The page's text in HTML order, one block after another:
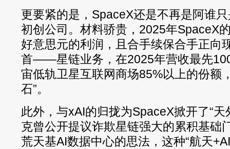
更要紧的是，SpaceX还是不再是阿谁
初创公司。材料骄贵，2025年SpaceX
好意思元的利润，且合手续保合手正向
首——星链业务，在2025年营收最先
宙低轨卫星互联网商场85%以上的份额
石”。
此外，与xAI的归拢为SpaceX掀开了“
克曾公开提议诈欺星链强大的累积基础
荒天基AI数据中心的思法，这种“航天